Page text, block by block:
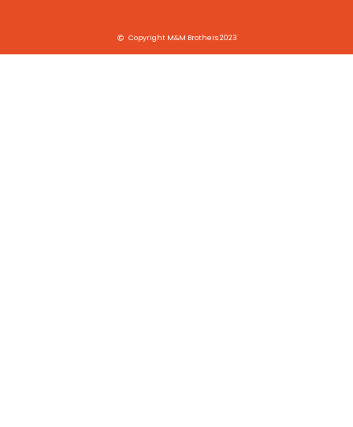
Copyright M&M Brothers 2023